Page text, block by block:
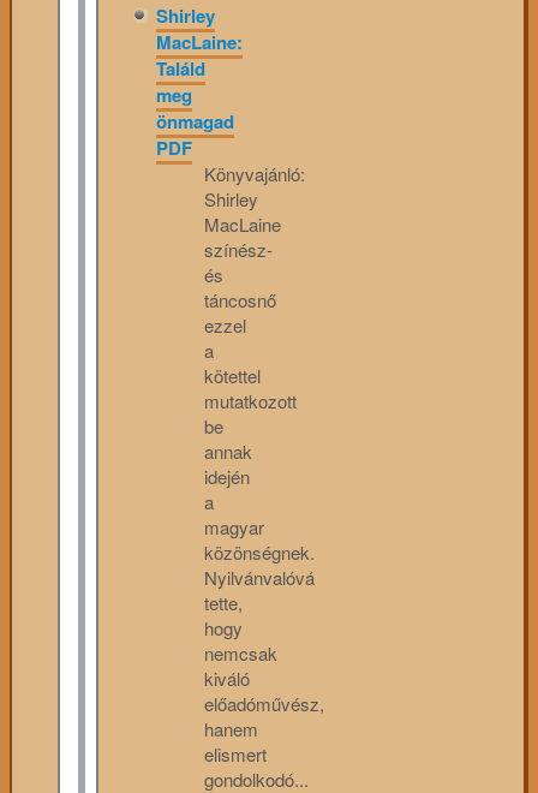
Shirley
MacLaine:
Találd
meg
önmagad
PDF
Könyvajánló:
Shirley
MacLaine
színész-
és
táncosnő
ezzel
a
kötettel
mutatkozott
be
annak
idején
a
magyar
közönségnek.
Nyilvánvalóvá
tette,
hogy
nemcsak
kiváló
előadóművész,
hanem
elismert
gondolkodó...